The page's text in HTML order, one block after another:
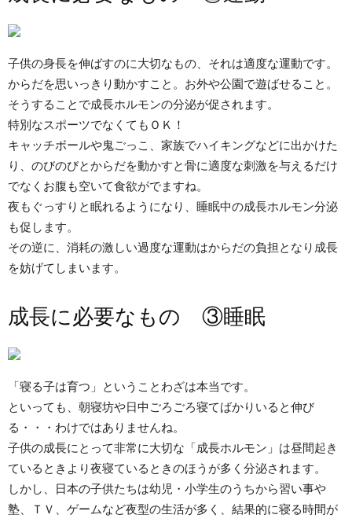
子供の身長を伸ばすのに大切なもの、それは適度な運動です。
からだを思いっきり動かすこと。お外や公園で遊ばせること。
そうすることで成長ホルモンの分泌が促されます。
特別なスポーツでなくてもＯＫ！
キャッチボールや鬼ごっこ、家族でハイキングなどに出かけた
り、のびのびとからだを動かすと骨に適度な刺激を与えるだけ
でなくお腹も空いて食欲がでますね。
夜もぐっすりと眠れるようになり、睡眠中の成長ホルモン分泌
も促します。
その逆に、消耗の激しい過度な運動はからだの負担となり成長
を妨げてしまいます。
成長に必要なもの ③睡眠
「寝る子は育つ」ということわざは本当です。
といっても、朝寝坊や日中ごろごろ寝てばかりいると伸び
る・・・わけではありませんね。
子供の成長にとって非常に大切な「成長ホルモン」は昼間起き
ているときより夜寝ているときのほうが多く分泌されます。
しかし、日本の子供たちは幼児・小学生のうちから習い事や
塾、ＴＶ、ゲームなど夜型の生活が多く、結果的に寝る時間が